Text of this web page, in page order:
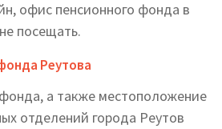
офис пенсионного фонда в
посещать.
Реутова
а также местоположение
отделений города Реутов